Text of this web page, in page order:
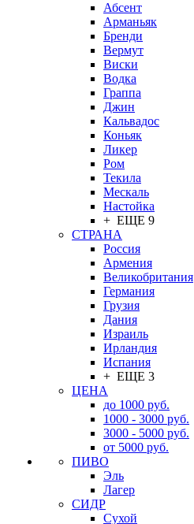
Абсент
Арманьяк
Бренди
Вермут
Виски
Водка
Граппа
Джин
Кальвадос
Коньяк
Ликер
Ром
Текила
Мескаль
Настойка
+ ЕЩЕ 9
СТРАНА
Россия
Армения
Великобритания
Германия
Грузия
Дания
Израиль
Ирландия
Испания
+ ЕЩЕ 3
ЦЕНА
до 1000 руб.
1000 - 3000 руб.
3000 - 5000 руб.
от 5000 руб.
ПИВО
Эль
Лагер
СИДР
Сухой